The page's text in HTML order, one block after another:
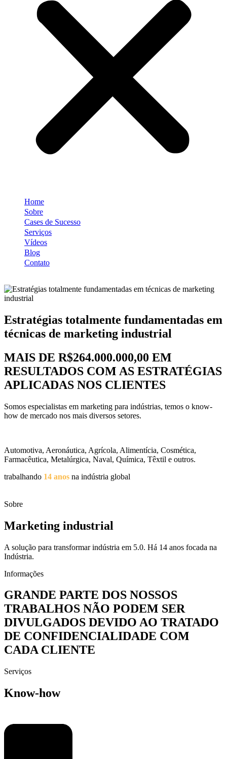
Home
Sobre
Cases de Sucesso
Serviços
Vídeos
Blog
Contato
Estratégias totalmente fundamentadas em
técnicas de marketing industrial
MAIS DE R$264.000.000,00 EM
RESULTADOS COM AS ESTRATÉGIAS
APLICADAS NOS CLIENTES
Somos especialistas em marketing para indústrias, temos o know-
how de mercado nos mais diversos setores.
Automotiva, Aeronáutica, Agrícola, Alimentícia, Cosmética,
Farmacêutica, Metalúrgica, Naval, Química, Têxtil e outros.
trabalhando 14 anos na indústria global
Sobre
Marketing industrial
A solução para transformar indústria em 5.0. Há 14 anos focada na
Indústria.
Informações
GRANDE PARTE DOS NOSSOS
TRABALHOS NÃO PODEM SER
DIVULGADOS DEVIDO AO TRATADO
DE CONFIDENCIALIDADE COM
CADA CLIENTE
Serviços
Know-how